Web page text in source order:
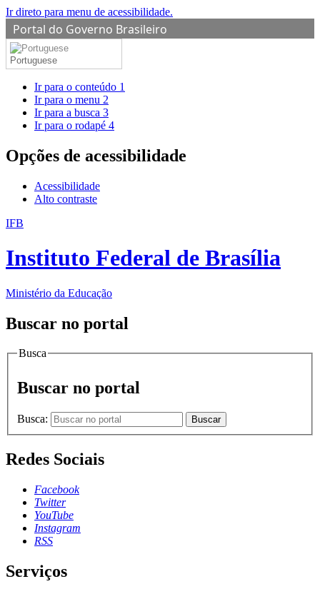
Ir direto para menu de acessibilidade.
Portal do Governo Brasileiro
Portuguese
Ir para o conteúdo 1
Ir para o menu 2
Ir para a busca 3
Ir para o rodapé 4
Opções de acessibilidade
Acessibilidade
Alto contraste
IFB
Instituto Federal de Brasília
Ministério da Educação
Buscar no portal
Busca
Buscar no portal
Busca: Buscar
Redes Sociais
Facebook
Twitter
YouTube
Instagram
RSS
Serviços